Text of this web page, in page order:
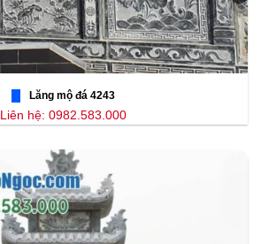
Lăng mộ đá 4243
Liên hệ: 0982.583.000